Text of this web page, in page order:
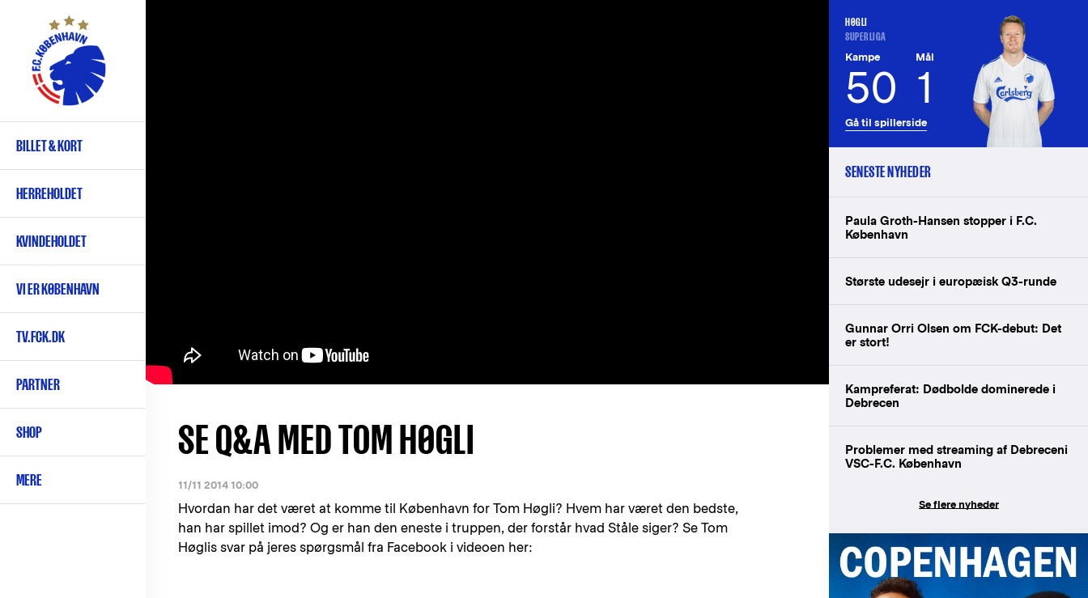
hovedindhold
Primær
navigation
BILLET & KORT
HERREHOLDET
KVINDEHOLDET
VI ER KØBENHAVN
TV.FCK.DK
PARTNER
SHOP
MERE
SE Q&A MED TOM HØGLI
11/11 2014 10:00
Hvordan har det været at komme til København for Tom Høgli? Hvem har været den bedste,
han har spillet imod? Og er han den eneste i truppen, der forstår hvad Ståle siger? Se Tom
Høglis svar på jeres spørgsmål fra Facebook i videoen her:
HØGLI
SUPERLIGA
Kampe
50
Mål
1
Gå til spillerside
SENESTE NYHEDER
Paula Groth-Hansen stopper i F.C.
København
Største udesejr i europæisk Q3-runde
Gunnar Orri Olsen om FCK-debut: Det
er stort!
Kampreferat: Dødbolde dominerede i
Debrecen
Problemer med streaming af Debreceni
VSC-F.C. København
Se flere nyheder